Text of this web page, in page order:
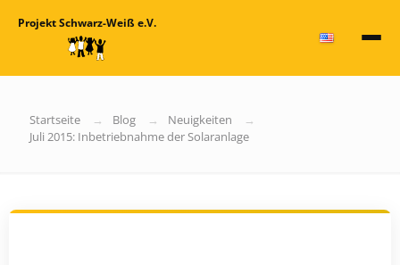
Projekt Schwarz-Weiß e.V.
Startseite Blog
Neuigkeiten
Juli 2015: Inbetriebnahme der Solaranlage